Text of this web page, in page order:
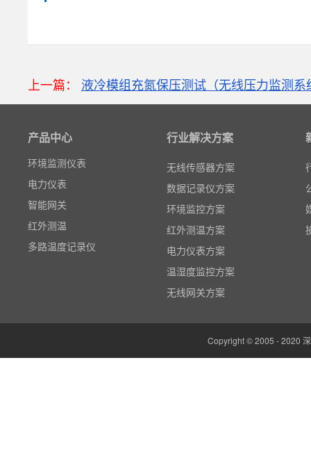
上一篇： 液冷模组充氮保压测试（无线压力监测系
产品中心
高速采集模块(DAQ)
无线智能传感器
环境监测仪表
电力仪表
智能网关
红外测温
多路温度记录仪
行业解决方案
无线传感器方案
数据记录仪方案
环境监控方案
红外测温方案
电力仪表方案
温湿度监控方案
无线网关方案
Copyright © 2005 - 2020